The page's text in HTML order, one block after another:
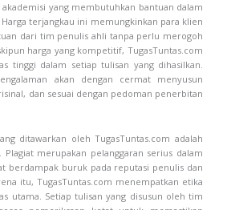
yang membutuhkan bantuan dalam
terjangkau ini memungkinkan para klien
dari tim penulis ahli tanpa perlu merogoh
harga yang kompetitif, TugasTuntas.com
tinggi dalam setiap tulisan yang dihasilkan.
akan dengan cermat menyusun
dan sesuai dengan pedoman penerbitan
ditawarkan oleh TugasTuntas.com adalah
Plagiat merupakan pelanggaran serius dalam
berdampak buruk pada reputasi penulis dan
itu, TugasTuntas.com menempatkan etika
utama. Setiap tulisan yang disusun oleh tim